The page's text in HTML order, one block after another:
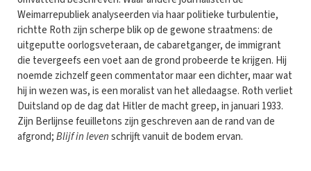
Weimarrepubliek analyseerden via haar politieke turbulentie,
richtte Roth zijn scherpe blik op de gewone straatmens: de
uitgeputte oorlogsveteraan, de cabaretganger, de immigrant
die tevergeefs een voet aan de grond probeerde te krijgen. Hij
noemde zichzelf geen commentator maar een dichter, maar wat
hij in wezen was, is een moralist van het alledaagse. Roth verliet
Duitsland op de dag dat Hitler de macht greep, in januari 1933.
Zijn Berlijnse feuilletons zijn geschreven aan de rand van de
afgrond;Blijf in levenschrijft vanuit de bodem ervan.